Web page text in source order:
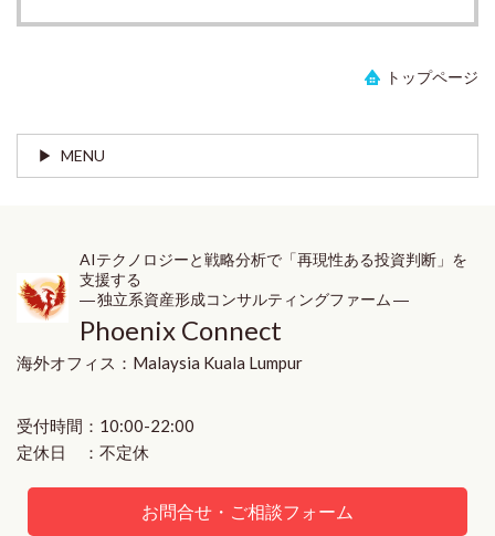
トップページ
MENU
AIテクノロジーと戦略分析で「再現性ある投資判断」を
支援する
― 独立系資産形成コンサルティングファーム ―
Phoenix Connect
海外オフィス： Malaysia Kuala Lumpur
受付時間：10:00-22:00
定休日 ：不定休
お問合せ・ご相談フォーム